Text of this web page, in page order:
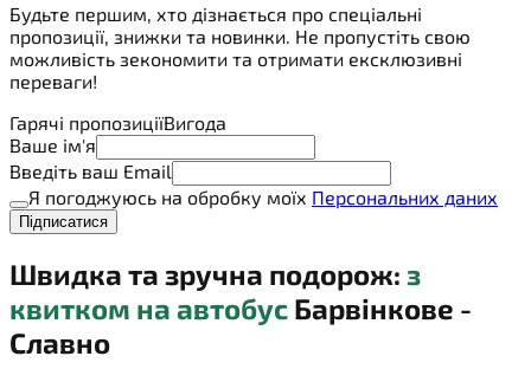
Будьте першим, хто дізнається про спеціальні
пропозиції, знижки та новинки. Не пропустіть свою
можливість зекономити та отримати ексклюзивні
переваги!
Гарячі пропозиціїВигода
Ваше ім'я
Введіть ваш Email
Я погоджуюсь на обробку моїх Персональних даних
Підписатися
Швидка та зручна подорож: з
квитком на автобус Барвінкове -
Славно